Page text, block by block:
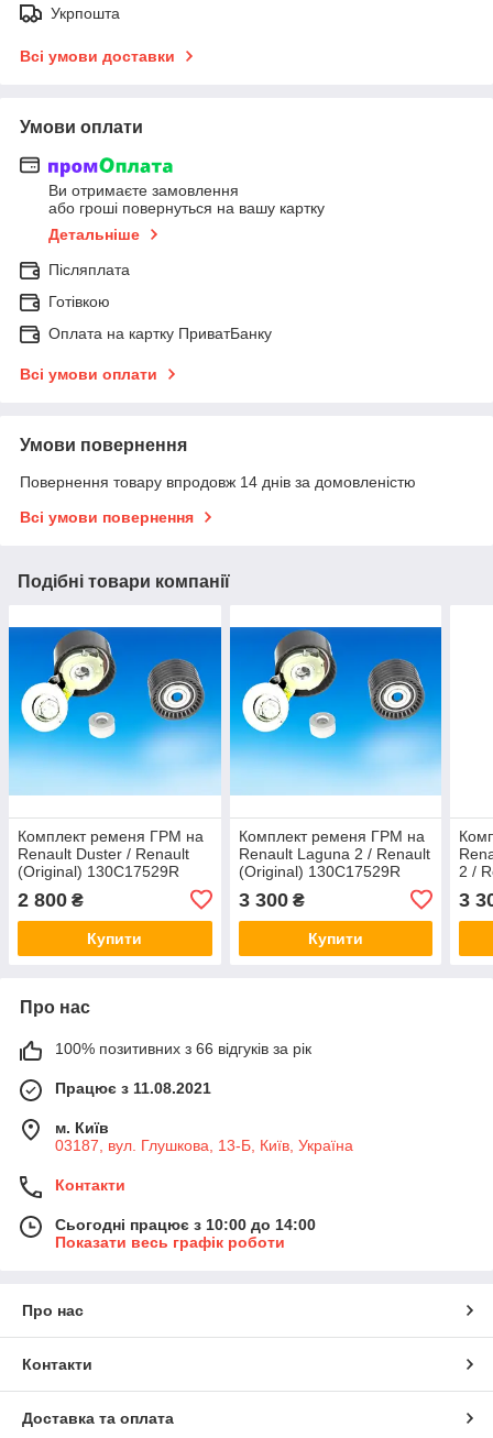
Укрпошта
Всі умови доставки
Умови оплати
Ви отримаєте замовлення
або гроші повернуться на вашу картку
Детальніше
Післяплата
Готівкою
Оплата на картку ПриватБанку
Всі умови оплати
Умови повернення
Повернення товару впродовж 14 днів за домовленістю
Всі умови повернення
Подібні товари компанії
Комплект ременя ГРМ на
Renault Duster / Renault
(Original) 130C17529R
2 800 ₴
Купити
Комплект ременя ГРМ на
Renault Laguna 2 / Renault
(Original) 130C17529R
3 300₴
Купити
2 /
3
Про нас
100% позитивних з 66 відгуків за рік
Працює з 11.08.2021
м. Київ
03187, вул. Глушкова, 13-Б, Київ, Україна
Контакти
Сьогодні працює з 10:00 до 14:00
Показати весь графік роботи
Про нас
Контакти
Доставка та оплата